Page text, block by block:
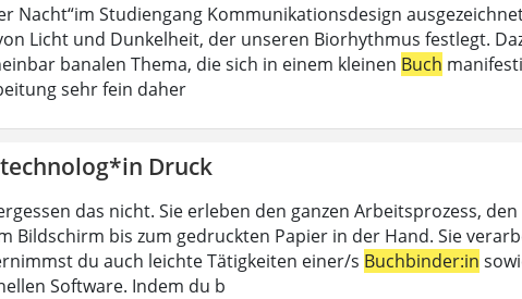
Nacht“im Studiengang Kommunikationsdesign
Licht und Dunkelheit, der unseren Biorhythmus festlegt.
banalen Thema, die sich in einem kleinen Buch
sehr fein daher
Druck
das nicht. Sie erleben den ganzen Arbeitsprozess,
Bildschirm bis zum gedruckten Papier in der Hand. Sie
du auch leichte Tätigkeiten einer/s Buchbinder:in
Software. Indem du b